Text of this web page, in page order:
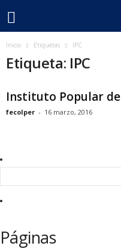
e
Inicio Etiquetas IPC
Etiqueta: IPC
Instituto Popular de
fecolper - 16 marzo, 2016
Páginas